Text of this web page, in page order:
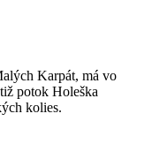
Karpát, má vo
potok Holeška
kolies.